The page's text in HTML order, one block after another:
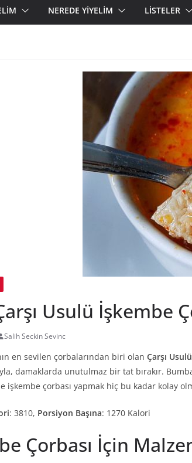
NEREDE YİYELİM LİSTELER
Usulü İşkembe
Salih Seckin Sevinc
en sevilen çorbalarından biri olan Çarşı
damaklarda unutulmaz bir tat bırakır.
işkembe çorbası yapmak hiç bu kadar kolay
: 3810, Porsiyon Başına: 1270 Kalori
Çorbası İçin